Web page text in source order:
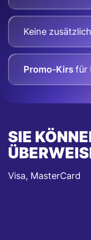
Keine
Promo-Kirs für
SIE
Visa, MasterCard